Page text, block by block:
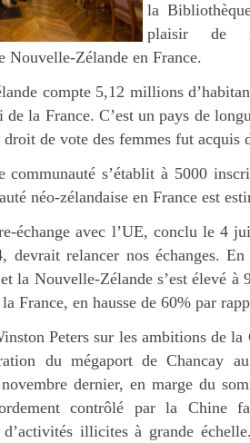
la
plaisir de
Nouvelle-Zélande en France.
compte 5,12 millions
la France. C’est un pays de
de vote des femmes fut acquis
communauté s’établit à 5000
néo-zélandaise en France est
échange avec l’UE, conclu le 4
devrait relancer nos échanges.
la Nouvelle-Zélande s’est élevé
France, en hausse de 60% par
Peters sur les ambitions de
du mégaport de Chancay
dernier, en marge du
contrôlé par la Chine
d’activités illicites à grande